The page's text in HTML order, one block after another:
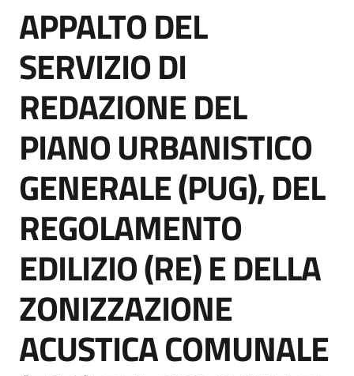
acquisto
Supporto
Piattaforme
telematiche
English
site
Seguici
Salta al contenuto
APPALTO DEL
SERVIZIO DI
REDAZIONE DEL
PIANO URBANISTICO
GENERALE (PUG), DEL
REGOLAMENTO
EDILIZIO (RE) E DELLA
ZONIZZAZIONE
ACUSTICA COMUNALE